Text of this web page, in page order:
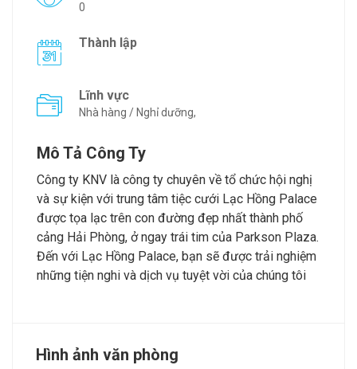
0
Thành lập
Lĩnh vực
Nhà hàng / Nghỉ dưỡng,
Mô Tả Công Ty
Công ty KNV là công ty chuyên về tổ chức hội nghị
và sự kiện với trung tâm tiệc cưới Lạc Hồng Palace
được tọa lạc trên con đường đẹp nhất thành phố
cảng Hải Phòng, ở ngay trái tim của Parkson Plaza.
Đến với Lạc Hồng Palace, bạn sẽ được trải nghiệm
những tiện nghi và dịch vụ tuyệt vời của chúng tôi
Hình ảnh văn phòng